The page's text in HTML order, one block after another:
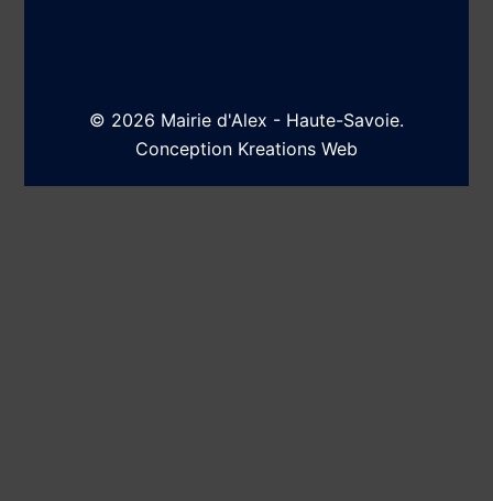
© 2026 Mairie d'Alex - Haute-Savoie.
Conception Kreations Web